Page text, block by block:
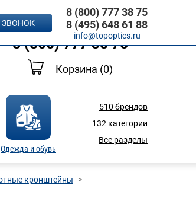
8 (495) 648 61 88
8 (800) 777 38 75
Корзина (0)
Одежда и обувь
510 брендов
132 категории
Все разделы
ЗВОНОК
8 (800) 777 38 75
8 (495) 648 61 88
info@topoptics.ru
кронштейны